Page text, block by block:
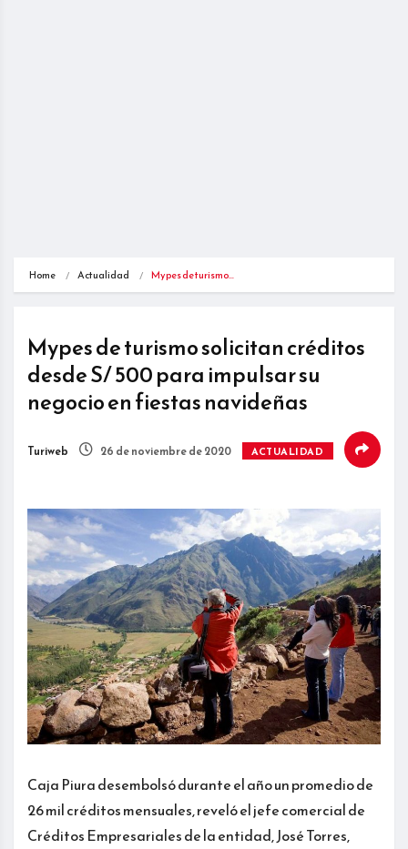
Home Actualidad Mypes de turismo…
Mypes de turismo solicitan créditos
desde S/ 500 para impulsar su
negocio en fiestas navideñas
Turiweb 26 de noviembre de 2020 ACTUALIDAD
Caja Piura desembolsó durante el año un promedio de
26 mil créditos mensuales, reveló el jefe comercial de
Créditos Empresariales de la entidad, José Torres,